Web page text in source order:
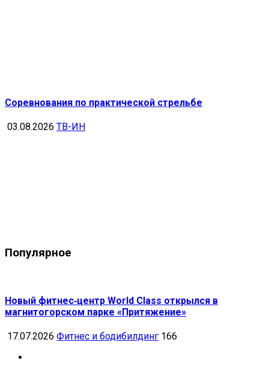
Соревнования по практической стрельбе
03.08.2026 ТВ-ИН
Популярное
Новый фитнес‑центр World Class открылся в
магнитогорском парке «Притяжение»
17.07.2026 Фитнес и бодибилдинг 166